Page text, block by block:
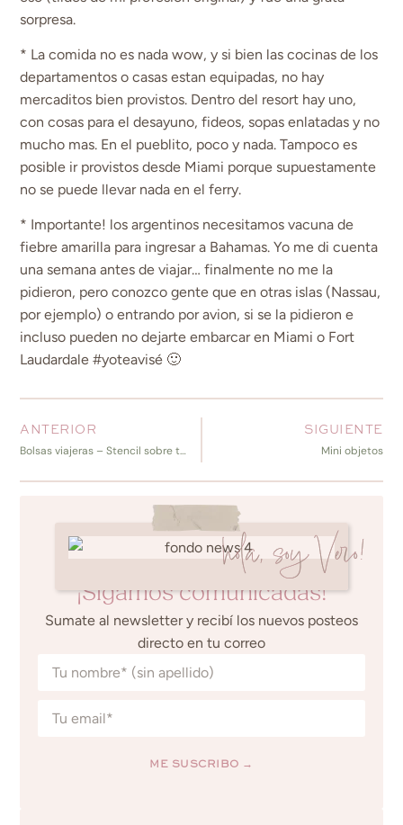
sorpresa.
* La comida no es nada wow, y si bien las cocinas de los
departamentos o casas estan equipadas, no hay
mercaditos bien provistos. Dentro del resort hay uno,
con cosas para el desayuno, fideos, sopas enlatadas y no
mucho mas. En el pueblito, poco y nada. Tampoco es
posible ir provistos desde Miami porque supuestamente
no se puede llevar nada en el ferry.
* Importante! los argentinos necesitamos vacuna de
fiebre amarilla para ingresar a Bahamas. Yo me di cuenta
una semana antes de viajar… finalmente no me la
pidieron, pero conozco gente que en otras islas (Nassau,
por ejemplo) o entrando por avion, si se la pidieron e
incluso pueden no dejarte embarcar en Miami o Fort
Laudardale #yoteavisé 🙂
ANTERIOR
Bolsas viajeras – Stencil sobre tela {DIY}
SIGUIENTE
Mini objetos
hola, soy Vero!
¡Sigamos comunicadas!
Sumate al newsletter y recibí los nuevos posteos
directo en tu correo
ME SUSCRIBO →